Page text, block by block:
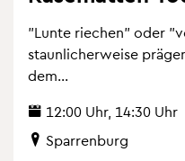
"Lunte rie­chen" oder
staun­li­cher­wei­se
dem...
12:00 Uhr, 14:30 Uhr
Spar­ren­burg